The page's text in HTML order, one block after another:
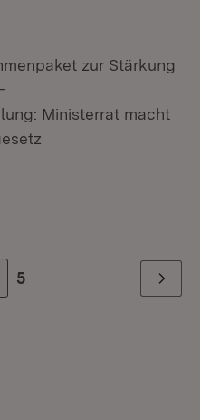
zur Stärkung
Ministerrat macht
Seite
Zur letzten Seite
5 Weiter